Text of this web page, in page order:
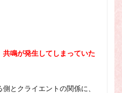
共鳴が発生してしまっていた
とクライエントの関係に、